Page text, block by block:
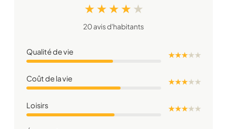
★ ★ ★ ★ ★
20 avis d'habitants
Qualité de vie ★ ★ ★★★
Coût de la vie ★ ★ ★★★
Loisirs ★ ★ ★★★